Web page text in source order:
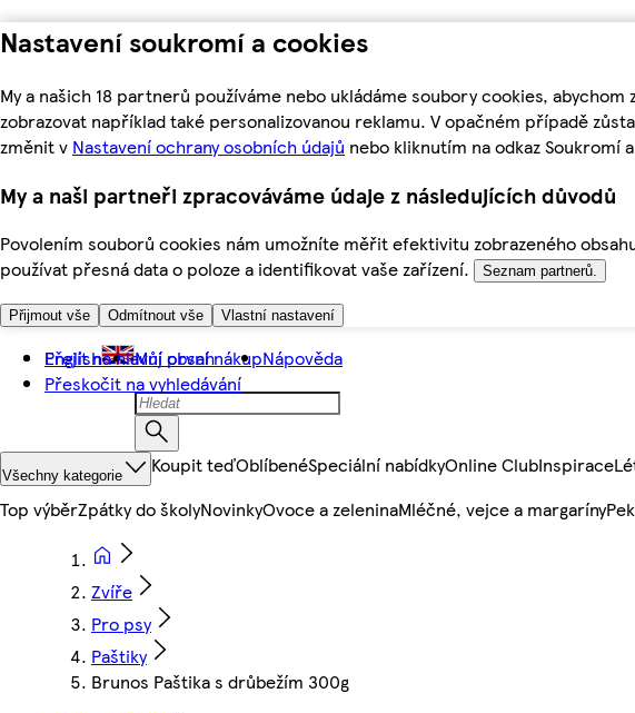
Nastavení soukromí a cookies
My a našich 18 partnerů používáme nebo ukládáme soubory cookies,
zobrazovat například také personalizovanou reklamu. V opačném případě
změnit v Nastavení ochrany osobních údajů nebo kliknutím na odkaz Soukromí
My a naši partneři zpracováváme údaje z následujících důvodů
Povolením souborů cookies nám umožníte měřit efektivitu zobrazeného
používat přesná data o poloze a identifikovat vaše zařízení.
Seznam partnerů.
Přijmout vše Odmítnout vše Vlastní nastavení
Přejít na hlavní obsah
Přeskočit na vyhledávání
English Můj první nákupNápověda
Všechny kategorie Koupit teďOblíbenéSpeciální nabídkyOnline ClubInspirace
Top výběrZpátky do školyNovinkyOvoce a zeleninaMléčné, vejce a margaríny
Zvíře
Pro psy
Paštiky
Brunos Paštika s drůbežím 300g